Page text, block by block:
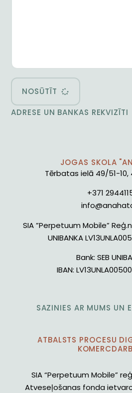
NOSŪTĪT
ADRESE UN BANKAS REKVIZĪTI
JOGAS SKOLA
Tērbatas ielā 49/51-10,
+371
SIA ”Perpetuum Mobile”
UNIBANKA
Bank: SEB
IBAN:
SAZINIES AR MUMS UN
ATBALSTS PROCESU
SIA “Perpetuum Mobile”
Atveseļošanas fonda